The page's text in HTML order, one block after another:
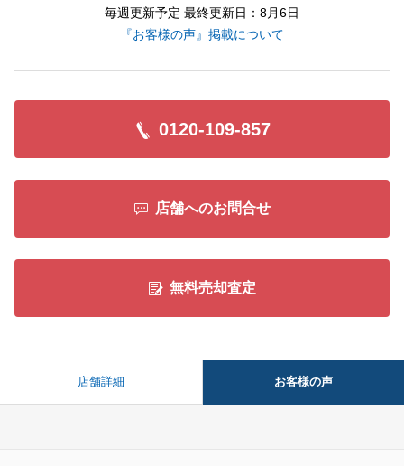
毎週更新予定 最終更新日：8月6日
『お客様の声』掲載について
0120-109-857
店舗へのお問合せ
無料売却査定
店舗詳細 お客様の声